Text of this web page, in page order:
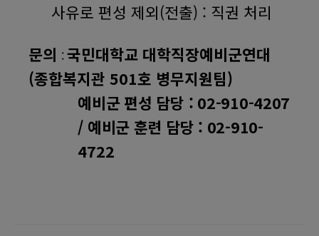
사유로 편성 제외(전출) : 직권 처리
문의 :국민대학교 대학직장예비군연대
(종합복지관 501호 병무지원팀)
예비군 편성 담당 : 02-910-4207
/ 예비군 훈련 담당 : 02-910-
4722